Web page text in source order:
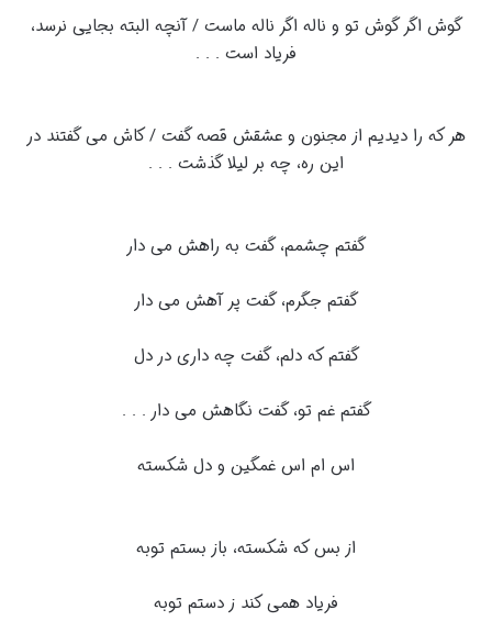
گوش اگر گوش تو و ناله اگر ناله ماست / آنچه البته بجایی نرسد،
فریاد است . . .
هر که را دیدیم از مجنون و عشقش قصه گفت / کاش می گفتند در
این ره، چه بر لیلا گذشت . . .
گفتم چشمم، گفت به راهش می دار
گفتم جگرم، گفت پر آهش می دار
گفتم که دلم، گفت چه داری در دل
گفتم غم تو، گفت نگاهش می دار . . .
اس ام اس غمگین و دل شکسته
از بس که شکسته، باز بستم توبه
فریاد همی کند ز دستم توبه